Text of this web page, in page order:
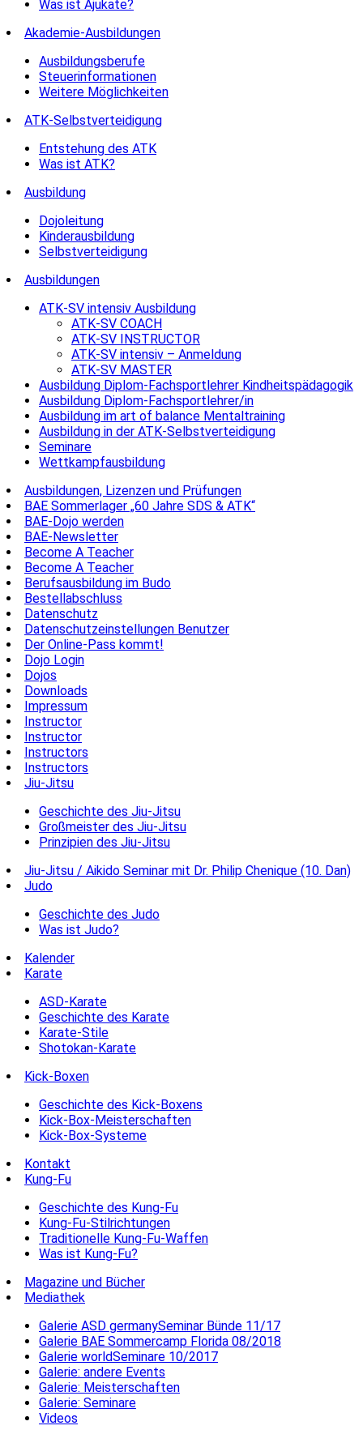
Was ist Ajukate?
Akademie-Ausbildungen
Ausbildungsberufe
Steuerinformationen
Weitere Möglichkeiten
ATK-Selbstverteidigung
Entstehung des ATK
Was ist ATK?
Ausbildung
Dojoleitung
Kinderausbildung
Selbstverteidigung
Ausbildungen
ATK-SV intensiv Ausbildung
ATK-SV COACH
ATK-SV INSTRUCTOR
ATK-SV intensiv – Anmeldung
ATK-SV MASTER
Ausbildung Diplom-Fachsportlehrer Kindheitspädagogik
Ausbildung Diplom-Fachsportlehrer/in
Ausbildung im art of balance Mentaltraining
Ausbildung in der ATK-Selbstverteidigung
Seminare
Wettkampfausbildung
Ausbildungen, Lizenzen und Prüfungen
BAE Sommerlager „60 Jahre SDS & ATK“
BAE-Dojo werden
BAE-Newsletter
Become A Teacher
Become A Teacher
Berufsausbildung im Budo
Bestellabschluss
Datenschutz
Datenschutzeinstellungen Benutzer
Der Online-Pass kommt!
Dojo Login
Dojos
Downloads
Impressum
Instructor
Instructor
Instructors
Instructors
Jiu-Jitsu
Geschichte des Jiu-Jitsu
Großmeister des Jiu-Jitsu
Prinzipien des Jiu-Jitsu
Jiu-Jitsu / Aikido Seminar mit Dr. Philip Chenique (10. Dan)
Judo
Geschichte des Judo
Was ist Judo?
Kalender
Karate
ASD-Karate
Geschichte des Karate
Karate-Stile
Shotokan-Karate
Kick-Boxen
Geschichte des Kick-Boxens
Kick-Box-Meisterschaften
Kick-Box-Systeme
Kontakt
Kung-Fu
Geschichte des Kung-Fu
Kung-Fu-Stilrichtungen
Traditionelle Kung-Fu-Waffen
Was ist Kung-Fu?
Magazine und Bücher
Mediathek
Galerie ASD germanySeminar Bünde 11/17
Galerie BAE Sommercamp Florida 08/2018
Galerie worldSeminare 10/2017
Galerie: andere Events
Galerie: Meisterschaften
Galerie: Seminare
Videos